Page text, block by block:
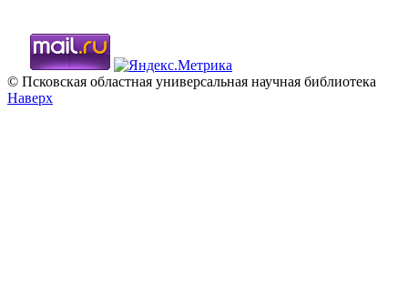
© Псковская областная универсальная научная библиотека
Наверх